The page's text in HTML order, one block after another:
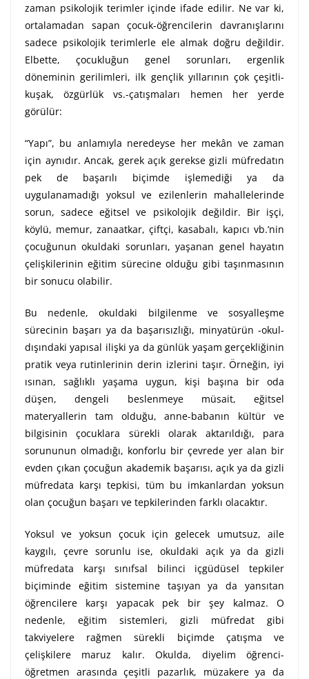
zaman psikolojik terimler içinde ifade edilir. Ne var ki,
ortalamadan sapan çocuk-öğrencilerin davranışlarını
sadece psikolojik terimlerle ele almak doğru değildir.
Elbette, çocukluğun genel sorunları, ergenlik
döneminin gerilimleri, ilk gençlik yıllarının çok çeşitli-
kuşak, özgürlük vs.-çatışmaları hemen her yerde
görülür:
“Yapı”, bu anlamıyla neredeyse her mekân ve zaman
için aynıdır. Ancak, gerek açık gerekse gizli müfredatın
pek de başarılı biçimde işlemediği ya da
uygulanamadığı yoksul ve ezilenlerin mahallelerinde
sorun, sadece eğitsel ve psikolojik değildir. Bir işçi,
köylü, memur, zanaatkar, çiftçi, kasabalı, kapıcı vb.’nin
çocuğunun okuldaki sorunları, yaşanan genel hayatın
çelişkilerinin eğitim sürecine olduğu gibi taşınmasının
bir sonucu olabilir.
Bu nedenle, okuldaki bilgilenme ve sosyalleşme
sürecinin başarı ya da başarısızlığı, minyatürün -okul-
dışındaki yapısal ilişki ya da günlük yaşam gerçekliğinin
pratik veya rutinlerinin derin izlerini taşır. Örneğin, iyi
ısınan, sağlıklı yaşama uygun, kişi başına bir oda
düşen, dengeli beslenmeye müsait, eğitsel
materyallerin tam olduğu, anne-babanın kültür ve
bilgisinin çocuklara sürekli olarak aktarıldığı, para
sorununun olmadığı, konforlu bir çevrede yer alan bir
evden çıkan çocuğun akademik başarısı, açık ya da gizli
müfredata karşı tepkisi, tüm bu imkanlardan yoksun
olan çocuğun başarı ve tepkilerinden farklı olacaktır.
Yoksul ve yoksun çocuk için gelecek umutsuz, aile
kaygılı, çevre sorunlu ise, okuldaki açık ya da gizli
müfredata karşı sınıfsal bilinci içgüdüsel tepkiler
biçiminde eğitim sistemine taşıyan ya da yansıtan
öğrencilere karşı yapacak pek bir şey kalmaz. O
nedenle, eğitim sistemleri, gizli müfredat gibi
takviyelere rağmen sürekli biçimde çatışma ve
çelişkilere maruz kalır. Okulda, diyelim öğrenci-
öğretmen arasında çeşitli pazarlık, müzakere ya da